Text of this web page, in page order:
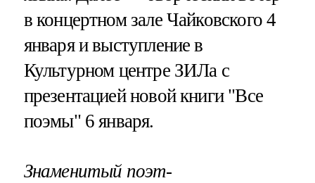
в концертном зале Чайковского 4
января и выступление в
Культурном центре ЗИЛа с
презентацией новой книги "Все
поэмы" 6 января.
Знаменитый поэт-